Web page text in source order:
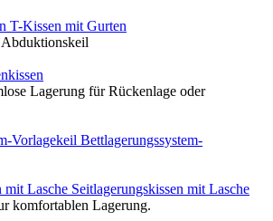
T-Kissen mit Gurten
Lagerung für Rückenlage oder
Bettlagerungssystem-
Seitlagerungskissen mit Lasche
komfortablen Lagerung.